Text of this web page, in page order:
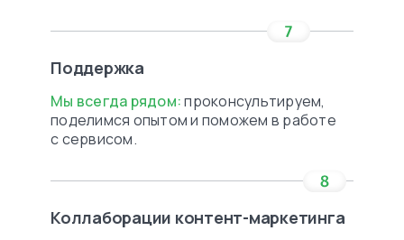
Поддержка
Мы всегда рядом:проконсультируем,
поделимся опытом и поможем в работе
с сервисом.
Коллаборации контент-маркетинга